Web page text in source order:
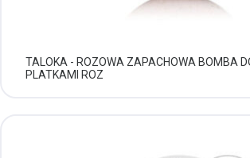
TALOKA - ROZOWA ZAPACHOWA BOMBA
PLATKAMI ROZ